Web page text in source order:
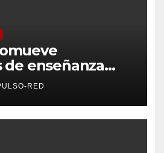
enseñanza
el contexto de
RED